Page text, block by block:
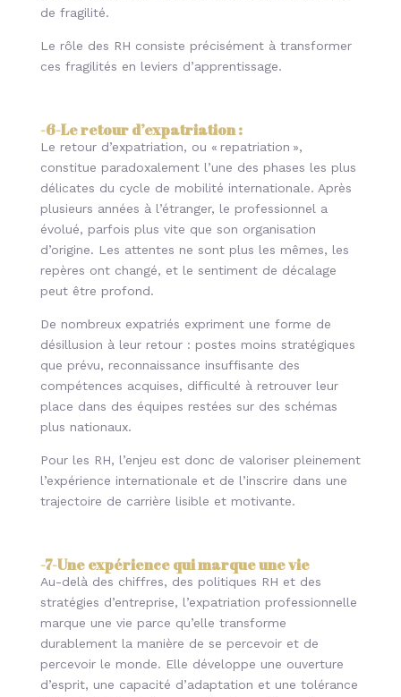
de fragilité.
Le rôle des RH consiste précisément à transformer
ces fragilités en leviers d’apprentissage.
-6-Le retour d’expatriation:
Le retour d’expatriation, ou « repatriation »,
constitue paradoxalement l’une des phases les plus
délicates du cycle de mobilité internationale. Après
plusieurs années à l’étranger, le professionnel a
évolué, parfois plus vite que son organisation
d’origine. Les attentes ne sont plus les mêmes, les
repères ont changé, et le sentiment de décalage
peut être profond.
De nombreux expatriés expriment une forme de
désillusion à leur retour : postes moins stratégiques
que prévu, reconnaissance insuffisante des
compétences acquises, difficulté à retrouver leur
place dans des équipes restées sur des schémas
plus nationaux.
Pour les RH, l’enjeu est donc de valoriser pleinement
l’expérience internationale et de l’inscrire dans une
trajectoire de carrière lisible et motivante.
-7-Une expérience qui marque une vie
Au-delà des chiffres, des politiques RH et des
stratégies d’entreprise, l’expatriation professionnelle
marque une vie parce qu’elle transforme
durablement la manière de se percevoir et de
percevoir le monde. Elle développe une ouverture
d’esprit, une capacité d’adaptation et une tolérance